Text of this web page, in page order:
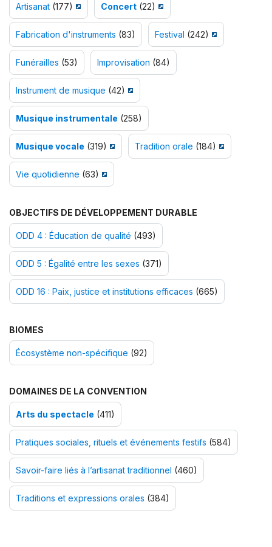
Artisanat (177) Concert (22)
Fabrication d'instruments (83) Festival (242)
Funérailles (53) Improvisation (84)
Instrument de musique (42)
Musique instrumentale (258)
Musique vocale (319) Tradition orale (184)
Vie quotidienne (63)
OBJECTIFS DE DÉVELOPPEMENT DURABLE
ODD 4 : Éducation de qualité (493)
ODD 5 : Égalité entre les sexes (371)
ODD 16 : Paix, justice et institutions efficaces (665)
BIOMES
Écosystème non-spécifique (92)
DOMAINES DE LA CONVENTION
Arts du spectacle (411)
Pratiques sociales, rituels et événements festifs (584)
Savoir-faire liés à l’artisanat traditionnel (460)
Traditions et expressions orales (384)